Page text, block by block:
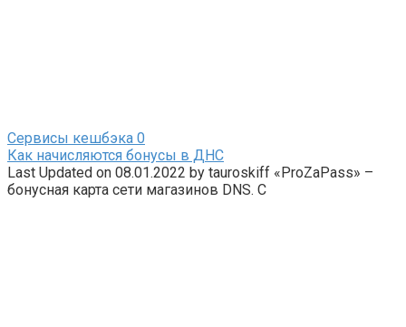
Сервисы кешбэка 0
Как начисляются бонусы в ДНС
Last Updated on 08.01.2022 by tauroskiff «ProZaPass» –
бонусная карта сети магазинов DNS. С